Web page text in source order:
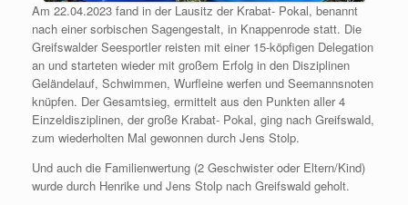
Am 22.04.2023 fand in der Lausitz der Krabat- Pokal, benannt
nach einer sorbischen Sagengestalt, in Knappenrode statt. Die
Greifswalder Seesportler reisten mit einer 15-köpfigen Delegation
an und starteten wieder mit großem Erfolg in den Disziplinen
Geländelauf, Schwimmen, Wurfleine werfen und Seemannsnoten
knüpfen. Der Gesamtsieg, ermittelt aus den Punkten aller 4
Einzeldisziplinen, der große Krabat- Pokal, ging nach Greifswald,
zum wiederholten Mal gewonnen durch Jens Stolp.
Und auch die Familienwertung (2 Geschwister oder Eltern/Kind)
wurde durch Henrike und Jens Stolp nach Greifswald geholt.